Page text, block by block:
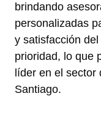
brindando
personalizadas
y satisfacción
prioridad, lo que
líder en el sector
Santiago.